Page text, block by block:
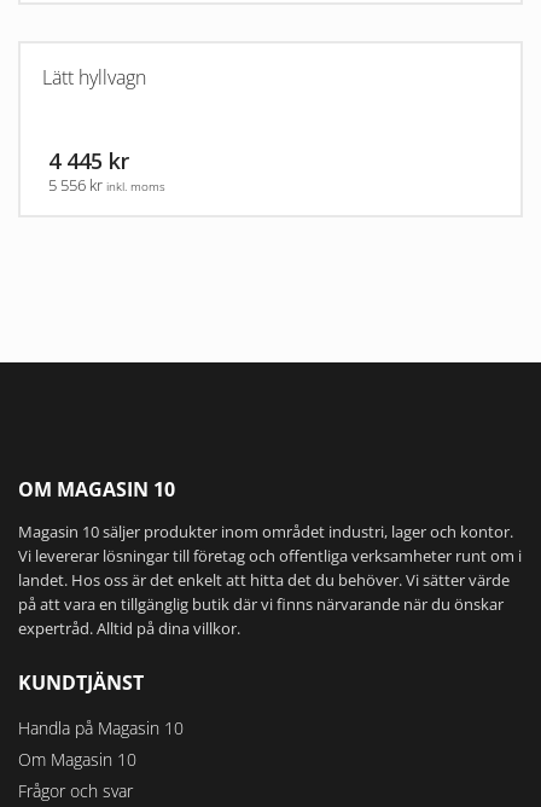
Lätt hyllvagn
4 445 kr
5 556 kr inkl. moms
OM MAGASIN 10
Magasin 10 säljer produkter inom området industri, lager och kontor.
Vi levererar lösningar till företag och offentliga verksamheter runt om i
landet. Hos oss är det enkelt att hitta det du behöver. Vi sätter värde
på att vara en tillgänglig butik där vi finns närvarande när du önskar
expertråd. Alltid på dina villkor.
KUNDTJÄNST
Handla på Magasin 10
Om Magasin 10
Frågor och svar